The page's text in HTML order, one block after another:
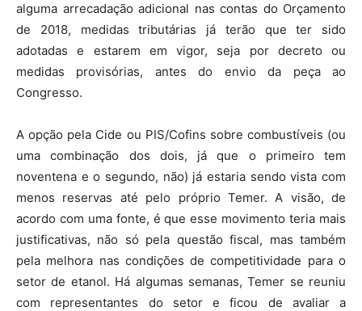
alguma arrecadação adicional nas contas do Orçamento
de 2018, medidas tributárias já terão que ter sido
adotadas e estarem em vigor, seja por decreto ou
medidas provisórias, antes do envio da peça ao
Congresso.
A opção pela Cide ou PIS/Cofins sobre combustíveis (ou
uma combinação dos dois, já que o primeiro tem
noventena e o segundo, não) já estaria sendo vista com
menos reservas até pelo próprio Temer. A visão, de
acordo com uma fonte, é que esse movimento teria mais
justificativas, não só pela questão fiscal, mas também
pela melhora nas condições de competitividade para o
setor de etanol. Há algumas semanas, Temer se reuniu
com representantes do setor e ficou de avaliar a